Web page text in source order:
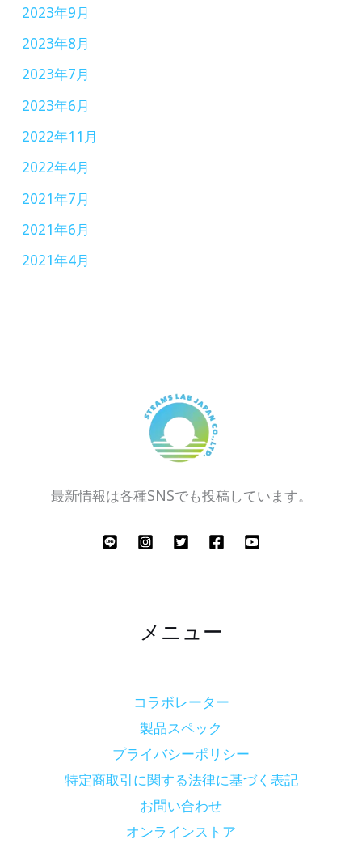
2023年9月
2023年8月
2023年7月
2023年6月
2022年11月
2022年4月
2021年7月
2021年6月
2021年4月
最新情報は各種SNSでも投稿しています。
メニュー
コラボレーター
製品スペック
プライバシーポリシー
特定商取引に関する法律に基づく表記
お問い合わせ
オンラインストア